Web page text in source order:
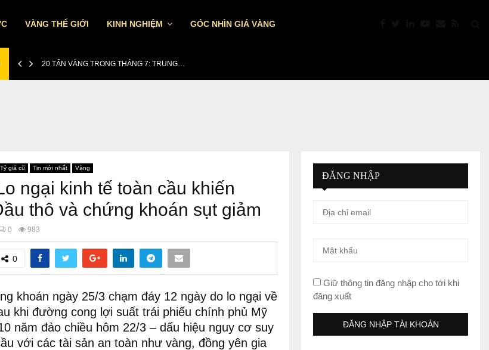
VÀNG THẾ GIỚI KINH NGHIỆM GÓC NHÌN GIÁ VÀNG
20 TẤN VÀNG TRONG THÁNG 7: TRUNG…
giá cũ Tin mới nhất Vàng
ngại kinh tế toàn cầu khiến
thô và chứng khoán sụt giảm
0 983
0
khoán ngày 25/3 chạm đáy 12 ngày do lo ngại về
khi đường cong lợi suất trái phiếu chính phủ Mỹ
năm đảo chiều hôm 22/3 – dấu hiệu nguy cơ suy
với các tài sản an toàn như vàng, đồng yên gia
ĐĂNG NHẬP
Giữ thông tin đăng nhập cho tới khi
đăng xuất